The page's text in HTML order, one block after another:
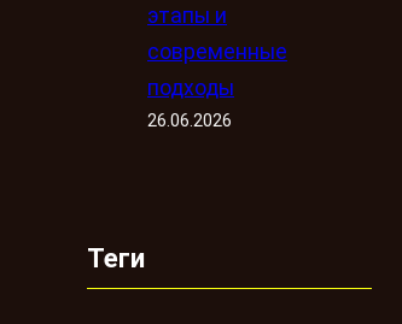
этапы и
современные
подходы
26.06.2026
Теги